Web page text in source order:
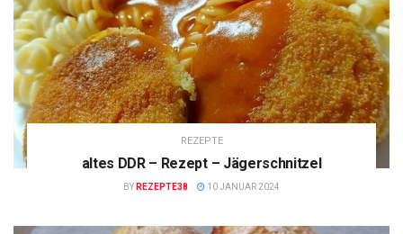
REZEPTE
altes DDR – Rezept – Jägerschnitzel
BY REZEPTE38 10 JANUAR 2024